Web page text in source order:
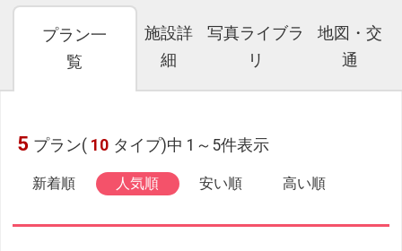
プラン一
覧
施設詳
細
写真ライブラ
リ
地図・交
通
5 プラン( 10 タイプ)中 1～5件表示
新着順 人気順 安い順 高い順